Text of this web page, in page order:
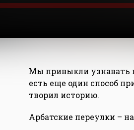
Мы привыкли узнавать
есть еще один способ
творил историю.
Арбатские переулки –